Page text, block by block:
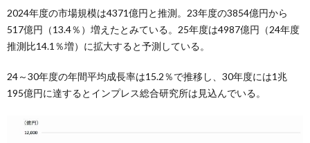
2024年度の市場規模は4371億円と推測。23年度の3854億円から
517億円（13.4％）増えたとみている。25年度は4987億円（24年度
推測比14.1％増）に拡大すると予測している。
24～30年度の年間平均成長率は15.2％で推移し、30年度には1兆
195億円に達するとインプレス総合研究所は見込んでいる。